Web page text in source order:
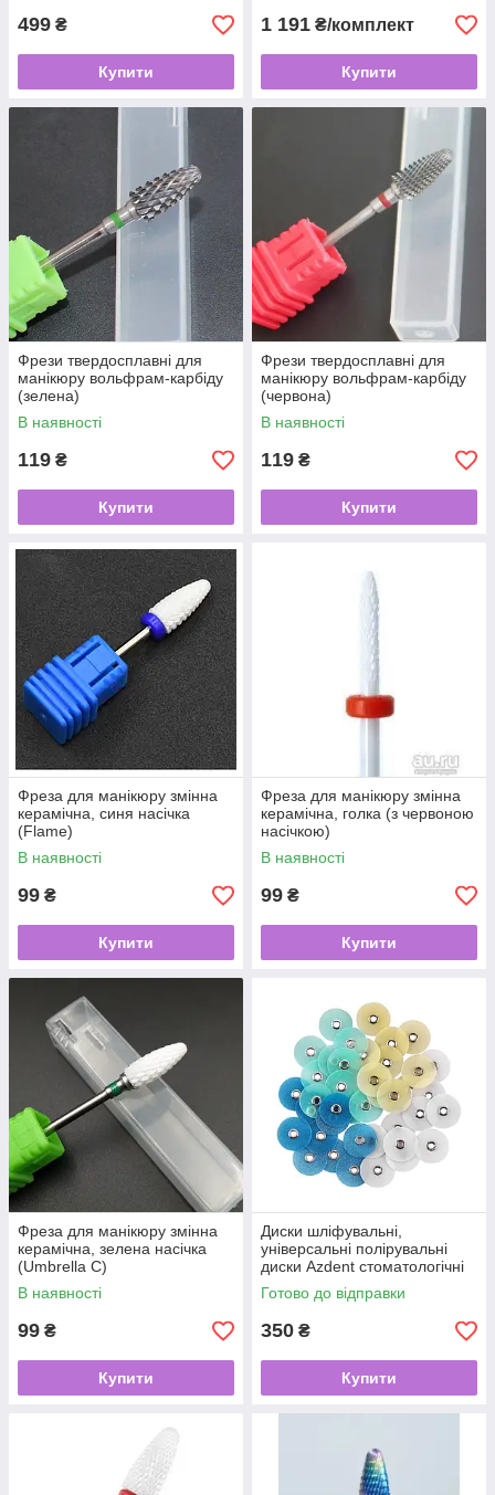
499 ₴
Купити
1 191 ₴/комплект
Купити
Фрези твердосплавні для
манікюру вольфрам-карбіду
(зелена)
В наявності
119 ₴
Купити
Фрези твердосплавні для
манікюру вольфрам-карбіду
(червона)
В наявності
119 ₴
Купити
Фреза для манікюру змінна
керамічна, синя насічка
(Flame)
В наявності
99 ₴
Купити
Фреза для манікюру змінна
керамічна, голка (з червоною
насічкою)
В наявності
99 ₴
Купити
Фреза для манікюру змінна
керамічна, зелена насічка
(Umbrella С)
В наявності
99 ₴
Купити
Диски шліфувальні,
універсальні полірувальні
диски Azdent стоматологічні
80 шт
Готово до відправки
350 ₴
Купити